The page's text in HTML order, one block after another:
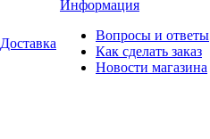
Доставка
Информация
Вопросы и ответы
Как сделать заказ
Новости магазина